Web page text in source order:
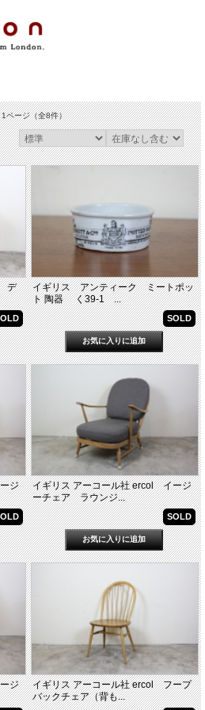
ページ（全8件）
デ
イギリス アンティーク ミートポッ
ト 陶器 く39-1 ...
SOLD
ジ
イギリス アーコール社 ercol イージ
ーチェア ラウンジ...
SOLD
ジ
イギリス アーコール社 ercol フープ
バックチェア（背も...